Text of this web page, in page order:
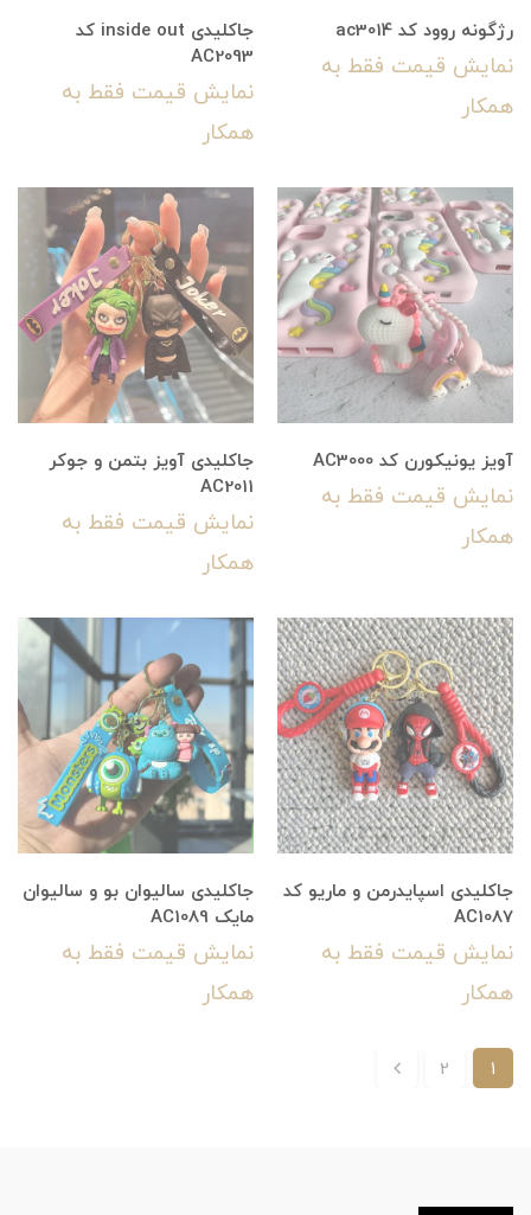
رژگونه روود کد ac3014
نمایش قیمت فقط به
همکار
جاکلیدی inside out کد
AC2093
نمایش قیمت فقط به
همکار
آویز یونیکورن کد AC3000
نمایش قیمت فقط به
همکار
جاکلیدی آویز بتمن و جوکر
AC2011
نمایش قیمت فقط به
همکار
جاکلیدی اسپایدرمن و ماریو کد
AC1087
نمایش قیمت فقط به
همکار
جاکلیدی سالیوان بو و سالیوان
مایک AC1089
نمایش قیمت فقط به
همکار
1
2